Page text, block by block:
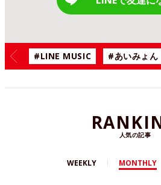
#LINE MUSIC #あいみょん
人気の記事
WEEKLY MONTHLY